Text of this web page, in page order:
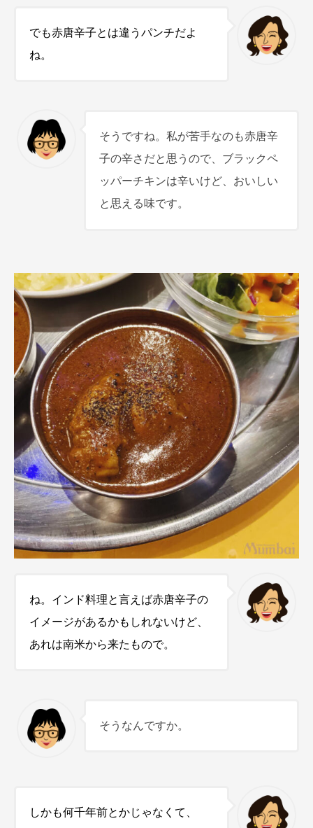
でも赤唐辛子とは違うパンチだよ
ね。
そうですね。私が苦手なのも赤唐辛
子の辛さだと思うので、ブラックペ
ッパーチキンは辛いけど、おいしい
と思える味です。
ね。インド料理と言えば赤唐辛子の
イメージがあるかもしれないけど、
あれは南米から来たもので。
そうなんですか。
しかも何千年前とかじゃなくて、